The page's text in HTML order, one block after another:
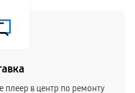
плеер в центр по ремонту